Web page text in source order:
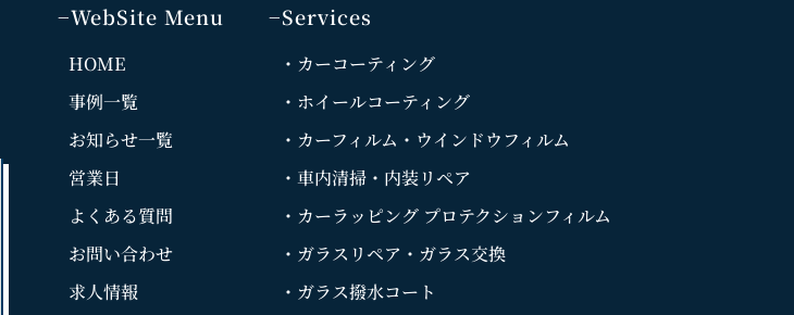
−WebSite Menu
HOME
事例一覧
お知らせ一覧
営業日
よくある質問
お問い合わせ
求人情報
−Services
・カーコーティング
・ホイールコーティング
・カーフィルム・ウインドウフィルム
・車内清掃・内装リペア
・カーラッピング プロテクションフィルム
・ガラスリペア・ガラス交換
・ガラス撥水コート